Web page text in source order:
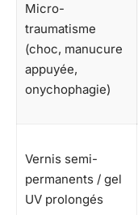
Micro-
traumatisme
(choc, manucure
appuyée,
onychophagie)
Vernis semi-
permanents / gel
UV prolongés